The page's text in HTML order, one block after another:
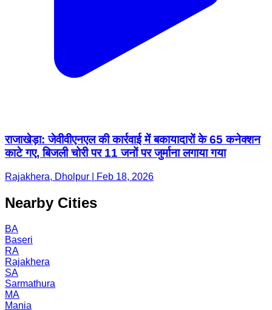
राजाखेड़ा: जेवीवीएनएल की कार्रवाई में बकायादारों के 65 कनेक्शन
काटे गए, बिजली चोरी पर 11 जनों पर जुर्माना लगाया गया
Rajakhera, Dholpur | Feb 18, 2026
Nearby Cities
BA
Baseri
RA
Rajakhera
SA
Sarmathura
MA
Mania